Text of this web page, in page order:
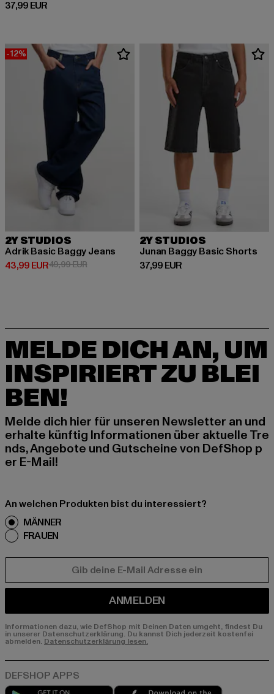
37,99 EUR
Derzeitiger Preis: 37,99 EUR
-12%
2Y STUDIOS
Adrik Basic Baggy Jeans
43,99 EUR
Derzeitiger Preis: 43,99 EUR
49,99 EURAktionspreis: 49,99 EUR
2Y STUDIOS
Junan Baggy Basic Shorts
37,99 EUR
Derzeitiger Preis: 37,99 EUR
MELDE DICH AN, UM
INSPIRIERT ZU BLEI
BEN!
Melde dich hier für unseren Newsletter an und
erhalte künftig Informationen über aktuelle Tre
nds, Angebote und Gutscheine von DefShop p
er E-Mail!
An welchen Produkten bist du interessiert?
MÄNNER
FRAUEN
ANMELDEN
Informationen dazu, wie DefShop mit Deinen Daten umgeht, findest Du
in unserer Datenschutzerklärung. Du kannst Dich jederzeit kostenfei
abmelden. Datenschutzerklärung lesen.